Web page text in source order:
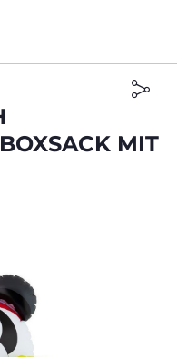
MIT